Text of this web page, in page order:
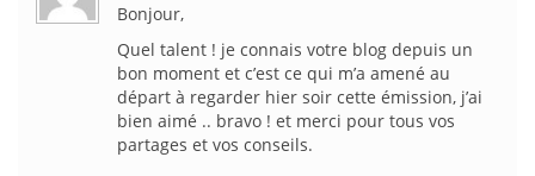
Bonjour,
Quel talent ! je connais votre blog depuis un
bon moment et c’est ce qui m’a amené au
départ à regarder hier soir cette émission, j’ai
bien aimé .. bravo ! et merci pour tous vos
partages et vos conseils.